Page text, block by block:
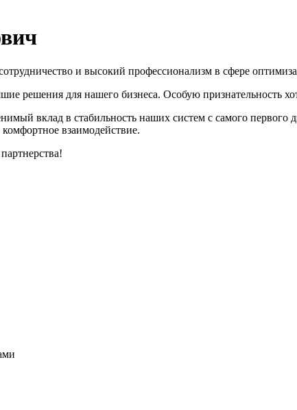
и высокий профессионализм в сфере
решения для нашего бизнеса. Особую признательность
вклад в стабильность наших систем с самого первого
взаимодействие.